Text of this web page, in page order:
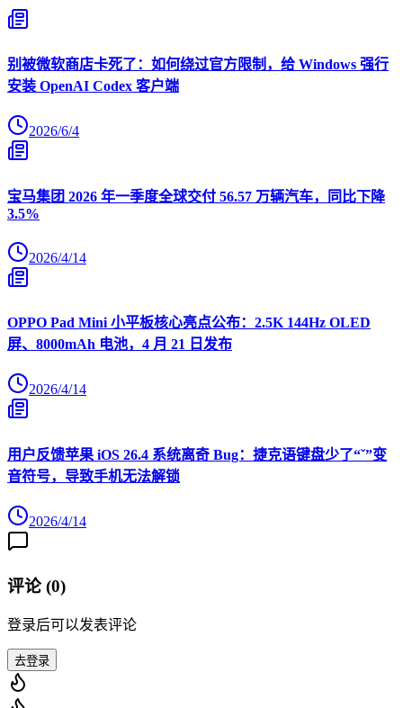
别被微软商店卡死了：如何绕过官方限制，给 Windows 强行
安装 OpenAI Codex 客户端
2026/6/4
宝马集团 2026 年一季度全球交付 56.57 万辆汽车，同比下降
3.5%
2026/4/14
OPPO Pad Mini 小平板核心亮点公布：2.5K 144Hz OLED
屏、8000mAh 电池，4 月 21 日发布
2026/4/14
用户反馈苹果 iOS 26.4 系统离奇 Bug：捷克语键盘少了“ˇ”变
音符号，导致手机无法解锁
2026/4/14
评论 (0)
登录后可以发表评论
去登录